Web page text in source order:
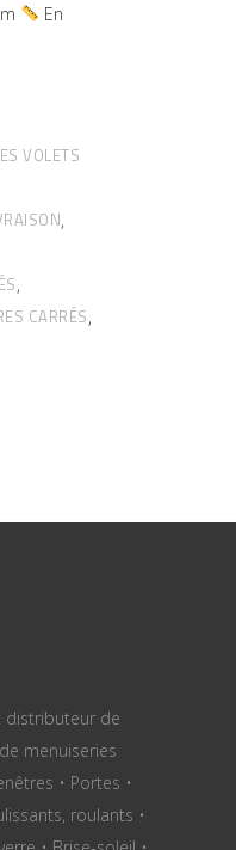
En
VOLETS
,
,
CARRÉS,
distributeur de
menuiseries
• Portes •
roulants •